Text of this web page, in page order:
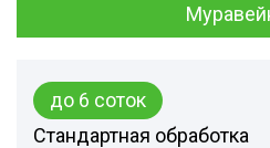
до 6 соток
Стандартная обработка